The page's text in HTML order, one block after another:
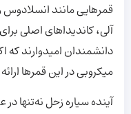
قمرهایی مانند انسلادوس
آلی، کاندیداهای اصلی
دانشمندان امیدوارند که
میکروبی در این قمرها
آینده سیاره زحل نه‌تنها